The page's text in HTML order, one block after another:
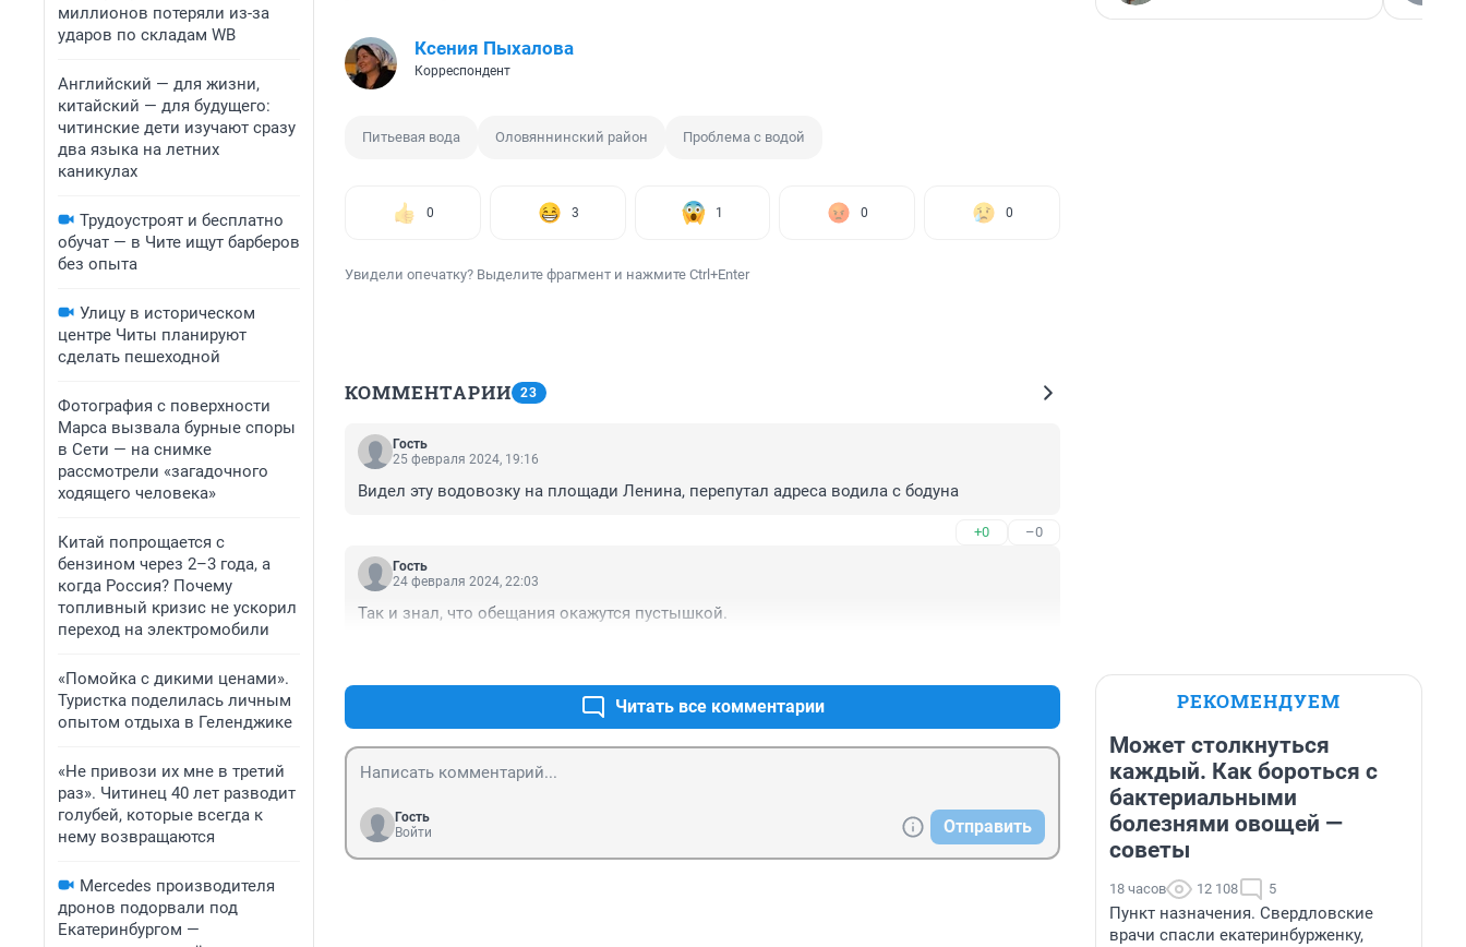
миллионов потеряли из-за
ударов по складам WB
Английский — для жизни,
китайский — для будущего:
читинские дети изучают сразу
два языка на летних
каникулах
Трудоустроят и бесплатно
обучат — в Чите ищут барберов
без опыта
Улицу в историческом
центре Читы планируют
сделать пешеходной
Фотография с поверхности
Марса вызвала бурные споры
в Сети — на снимке
рассмотрели «загадочного
ходящего человека»
Китай попрощается с
бензином через 2–3 года, а
когда Россия? Почему
топливный кризис не ускорил
переход на электромобили
«Помойка с дикими ценами».
Туристка поделилась личным
опытом отдыха в Геленджике
«Не привози их мне в третий
раз». Читинец 40 лет разводит
голубей, которые всегда к
нему возвращаются
Mercedes производителя
дронов подорвали под
Екатеринбургом —
Ксения Пыхалова
Корреспондент
Питьевая вода Оловяннинский район Проблема с водой
0 3 1 0 0
Увидели опечатку? Выделите фрагмент и нажмите Ctrl+Enter
КОММЕНТАРИИ 23
Гость
25 февраля 2024, 19:16
Видел эту водовозку на площади Ленина, перепутал адреса водила с бодуна
+0 –0
Гость
24 февраля 2024, 22:03
Так и знал, что обещания окажутся пустышкой.
Читать все комментарии
Гость
Войти
Отправить
РЕКОМЕНДУЕМ
Может столкнуться
каждый. Как бороться с
бактериальными
болезнями овощей —
советы
18 часов 12 108 5
Пункт назначения. Свердловские
врачи спасли екатеринбурженку,